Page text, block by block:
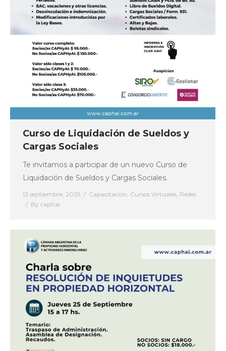
Curso de Liquidación de Sueldos y
Cargas Sociales
Te invitamos a participar de un nuevo Curso de
Liquidación de Sueldos y Cargas Sociales.
12 septiembre, 2025 Capacitación, Cursos Virtuales, Redes
By caphai